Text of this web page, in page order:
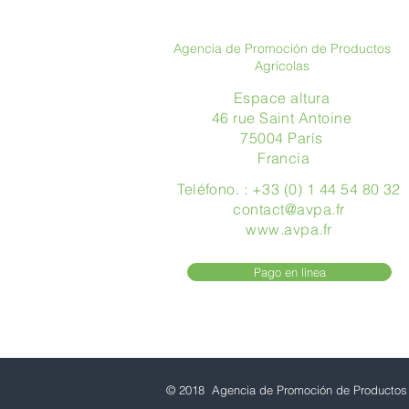
Agencia de Promoción de Productos
Agrícolas
Espace altura
46 rue Saint Antoine
75004 París
​ Francia
Teléfono. : +33 (0) 1 44 54 80 32
contact@avpa.fr
www.avpa.fr
Pago en línea
© 2018 Agencia de Promoción de